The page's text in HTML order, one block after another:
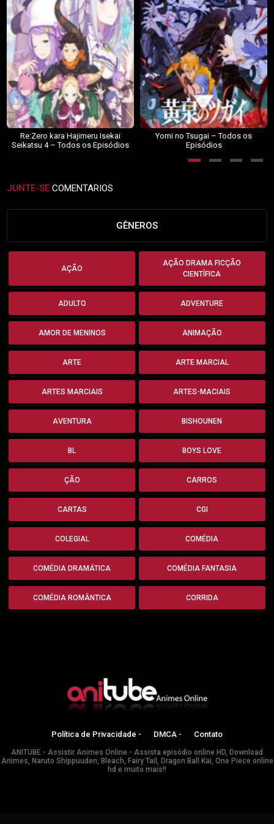
Re:Zero kara Hajimeru Isekai
Seikatsu 4 – Todos os Episódios
Yomi no Tsugai – Todos os
Episódios
JUNTE-SE COMENTARIOS
GÊNEROS
AÇÃO
AÇÃO DRAMA FICÇÃO
CIENTÍFICA
ADULTO ADVENTURE
AMOR DE MENINOS ANIMAÇÃO
ARTE ARTE MARCIAL
ARTES MARCIAIS ARTES-MACIAIS
AVENTURA BISHOUNEN
BL BOYS LOVE
ÇÃO CARROS
CARTAS CGI
COLEGIAL COMÉDIA
COMÉDIA DRAMÁTICA COMÉDIA FANTASIA
COMÉDIA ROMÂNTICA CORRIDA
Política de Privacidade - DMCA - Contato
ANITUBE - Assistir Animes Online - Assista episódio online HD, Download
Animes, Naruto Shippuuden, Bleach, Fairy Tail, Dragon Ball Kai, One Piece online
hd e muito mais!!